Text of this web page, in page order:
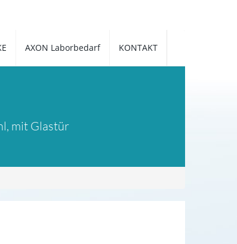
AXON Laborbedarf KONTAKT
mit Glastür